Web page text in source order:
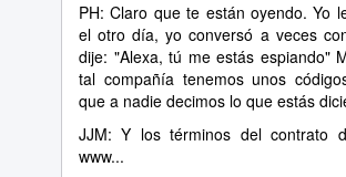
PH: Claro que te están oyendo. Yo
el otro día, yo conversó a veces
dije: "Alexa, tú me estás espiando"
tal compañía tenemos unos
que a nadie decimos lo que estás
JJM: Y los términos del contrato
www...